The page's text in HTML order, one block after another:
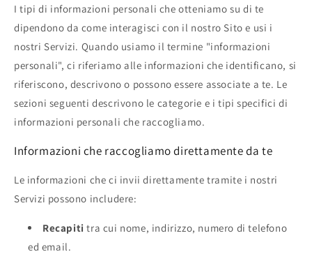
I tipi di informazioni personali che otteniamo su di te
dipendono da come interagisci con il nostro Sito e usi i
nostri Servizi. Quando usiamo il termine "informazioni
personali", ci riferiamo alle informazioni che identificano, si
riferiscono, descrivono o possono essere associate a te. Le
sezioni seguenti descrivono le categorie e i tipi specifici di
informazioni personali che raccogliamo.
Informazioni che raccogliamo direttamente da te
Le informazioni che ci invii direttamente tramite i nostri
Servizi possono includere:
Recapiti tra cui nome, indirizzo, numero di telefono
ed email.